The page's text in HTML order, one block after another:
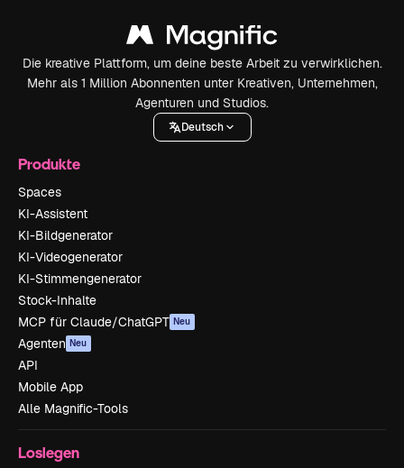
Die kreative Plattform, um deine beste Arbeit zu verwirklichen.
Mehr als 1 Million Abonnenten unter Kreativen, Unternehmen,
Agenturen und Studios.
Deutsch
Produkte
Spaces
KI-Assistent
KI-Bildgenerator
KI-Videogenerator
KI-Stimmengenerator
Stock-Inhalte
MCP für Claude/ChatGPT Neu
Agenten Neu
API
Mobile App
Alle Magnific-Tools
Loslegen